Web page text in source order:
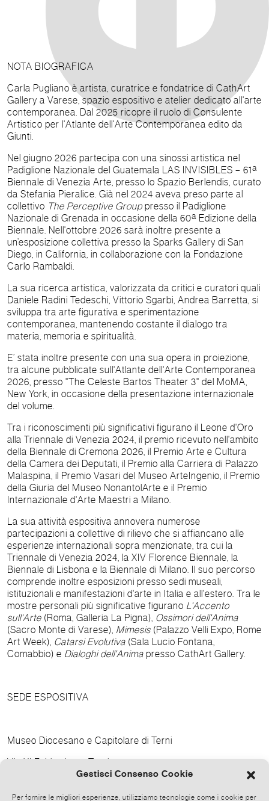
Gestisci Consenso Cookie
Per fornire le migliori esperienze, utilizziamo tecnologie come i cookie per
NOTA BIOGRAFICA
Carla Pugliano è artista, curatrice e fondatrice di CathArt
Gallery a Varese, spazio espositivo e atelier dedicato all'arte
contemporanea. Dal 2025 ricopre il ruolo di Consulente
Artistico per l'Atlante dell'Arte Contemporanea edito da
Giunti.
Nel giugno 2026 partecipa con una sinossi artistica nel
Padiglione Nazionale del Guatemala LAS INVISIBLES – 61ª
Biennale di Venezia Arte, presso lo Spazio Berlendis, curato
da Stefania Pieralice. Già nel 2024 aveva preso parte al
collettivo The Perceptive Group presso il Padiglione
Nazionale di Grenada in occasione della 60ª Edizione della
Biennale. Nell'ottobre 2026 sarà inoltre presente a
un’esposizione collettiva presso la Sparks Gallery di San
Diego, in California, in collaborazione con la Fondazione
Carlo Rambaldi.
La sua ricerca artistica, valorizzata da critici e curatori quali
Daniele Radini Tedeschi, Vittorio Sgarbi, Andrea Barretta, si
sviluppa tra arte figurativa e sperimentazione
contemporanea, mantenendo costante il dialogo tra
materia, memoria e spiritualità.
E’ stata inoltre presente con una sua opera in proiezione,
tra alcune pubblicate sull'Atlante dell'Arte Contemporanea
2026, presso "The Celeste Bartos Theater 3" del MoMA,
New York, in occasione della presentazione internazionale
del volume.
Tra i riconoscimenti più significativi figurano il Leone d'Oro
alla Triennale di Venezia 2024, il premio ricevuto nell'ambito
della Biennale di Cremona 2026, il Premio Arte e Cultura
della Camera dei Deputati, il Premio alla Carriera di Palazzo
Malaspina, il Premio Vasari del Museo ArteIngenio, il Premio
della Giuria del Museo NonantolArte e il Premio
Internazionale d'Arte Maestri a Milano.
La sua attività espositiva annovera numerose
partecipazioni a collettive di rilievo che si affiancano alle
esperienze internazionali sopra menzionate, tra cui la
Triennale di Venezia 2024, la XIV Florence Biennale, la
Biennale di Lisbona e la Biennale di Milano. Il suo percorso
comprende inoltre esposizioni presso sedi museali,
istituzionali e manifestazioni d'arte in Italia e all'estero. Tra le
mostre personali più significative figurano L'Accento
sull'Arte (Roma, Galleria La Pigna), Ossimori dell'Anima
(Sacro Monte di Varese), Mimesis (Palazzo Velli Expo, Rome
Art Week), Catarsi Evolutiva (Sala Lucio Fontana,
Comabbio) e Dialoghi dell'Anima presso CathArt Gallery.
SEDE ESPOSITIVA
Museo Diocesano e Capitolare di Terni
Via XI Febbraio 4 - Terni